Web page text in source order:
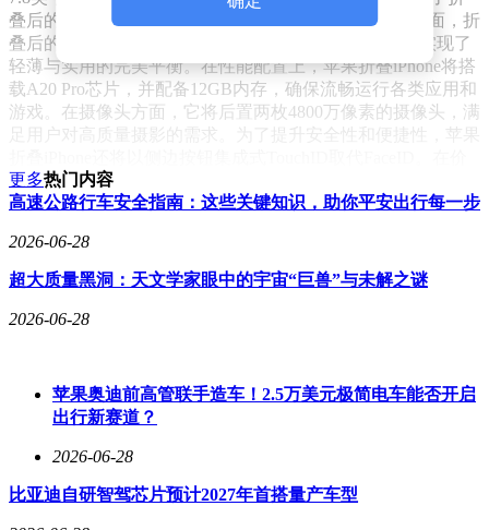
叠后的便携性，又提供了展开后的大屏体验。在厚度方面，折
叠后的厚度约为9.5毫米，展开后则缩减至约4.5毫米，实现了
轻薄与实用的完美平衡。在性能配置上，苹果折叠iPhone将搭
载A20 Pro芯片，并配备12GB内存，确保流畅运行各类应用和
游戏。在摄像头方面，它将后置两枚4800万像素的摄像头，满
足用户对高质量摄影的需求。为了提升安全性和便捷性，苹果
格方面，预计这款折叠手机的起售价将约为2000美元。
更多热门内容
高速公路行车安全指南：这些关键知识，助你平安出行每一步
2026-06-28
超大质量黑洞：天文学家眼中的宇宙“巨兽”与未解之谜
2026-06-28
苹果奥迪前高管联手造车！2.5万美元极简电车能否开启
出行新赛道？
2026-06-28
比亚迪自研智驾芯片预计2027年首搭量产车型